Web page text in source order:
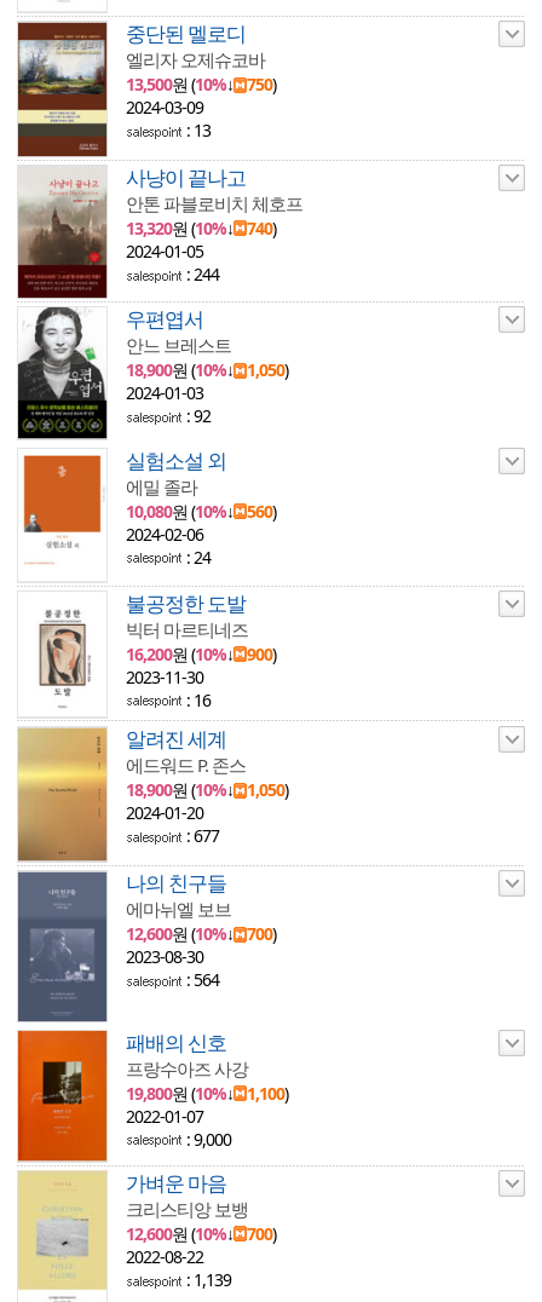
중단된 멜로디
엘리자 오제슈코바
13,500원 (10%↓ 750)
2024-03-09
: 13
사냥이 끝나고
안톤 파블로비치 체호프
13,320원 (10%↓ 740)
2024-01-05
: 244
우편엽서
안느 브레스트
18,900원 (10%↓ 1,050)
2024-01-03
: 92
실험소설 외
에밀 졸라
10,080원 (10%↓ 560)
2024-02-06
: 24
불공정한 도발
빅터 마르티네즈
16,200원 (10%↓ 900)
2023-11-30
: 16
알려진 세계
에드워드 P. 존스
18,900원 (10%↓ 1,050)
2024-01-20
: 677
나의 친구들
에마뉘엘 보브
12,600원 (10%↓ 700)
2023-08-30
: 564
패배의 신호
프랑수아즈 사강
19,800원 (10%↓ 1,100)
2022-01-07
: 9,000
가벼운 마음
크리스티앙 보뱅
12,600원 (10%↓ 700)
2022-08-22
: 1,139